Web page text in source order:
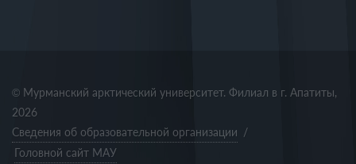
© Мурманский арктический университет. Филиал в г. Апатиты,
2026
Сведения об образовательной организации /
Головной сайт МАУ